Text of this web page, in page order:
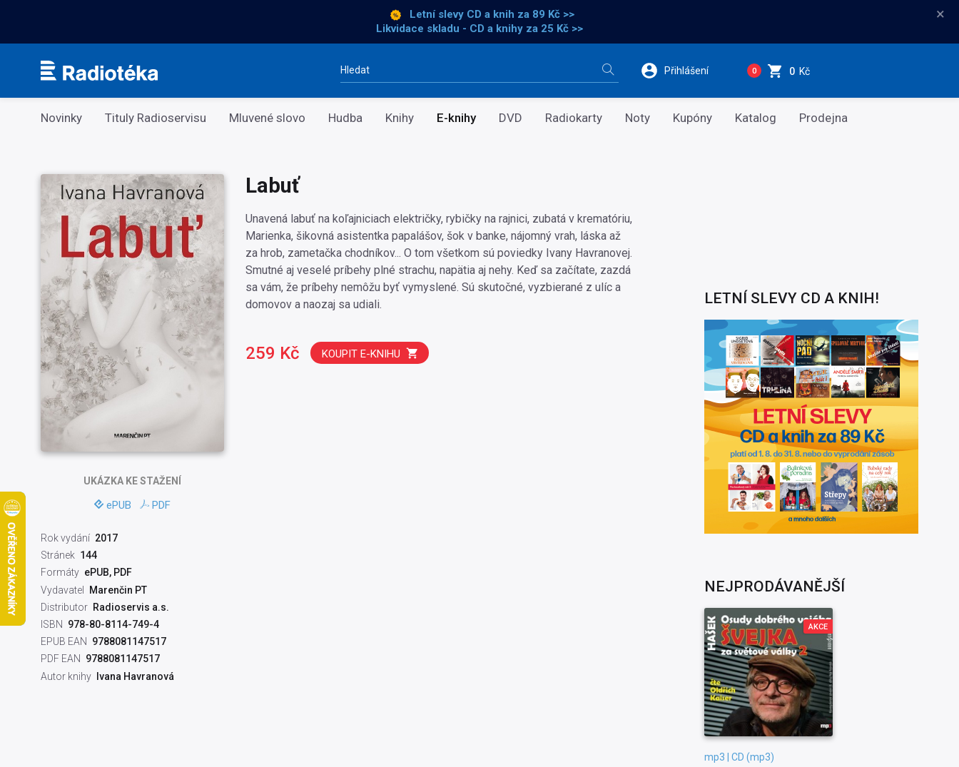
Letní slevy CD a knih za 89 Kč >>
Likvidace skladu - CD a knihy za 25 Kč >>
×
Vyhledávání Přihlášení 0 0 Kč
Kategorie
Novinky Tituly Radioservisu Mluvené slovo Hudba Knihy E-knihy DVD Radiokarty Noty Kupóny Katalog Prodejna
UKÁZKAKE STAŽENÍ
ePUB PDF
Rok vydání 2017
Stránek 144
Formáty ePUB, PDF
Vydavatel
Marenčin PT
Distributor Radioservis a.s.
ISBN
978-80-8114-749-4
EPUB EAN
9788081147517
PDF EAN
9788081147517
Autor knihy Ivana Havranová
Labuť
Unavená labuť na koľajniciach električky, rybičky na rajnici, zubatá v krematóriu,
Marienka, šikovná asistentka papalášov, šok v banke, nájomný vrah, láska až
za hrob, zametačka chodníkov... O tom všetkom sú poviedky Ivany Havranovej.
Smutné aj veselé príbehy plné strachu, napätia aj nehy. Keď sa začítate, zazdá
sa vám, že príbehy nemôžu byť vymyslené. Sú skutočné, vyzbierané z ulíc a
domovov a naozaj sa udiali.
259 Kč KOUPIT E-KNIHU
LETNÍ SLEVY CD A KNIH!
NEJPRODÁVANĚJŠÍ
AKCE
mp3 | CD (mp3)